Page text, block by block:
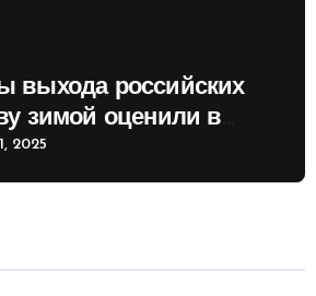
выхода российских
зимой оценили в
2025